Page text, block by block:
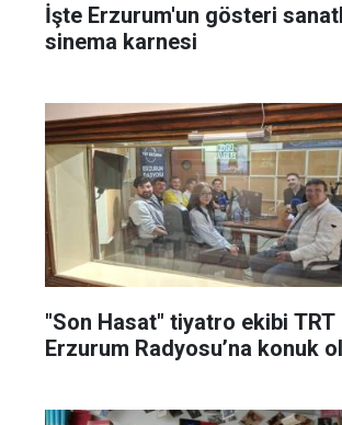
İşte Erzurum'un gösteri
sinema karnesi
"Son Hasat" tiyatro ekibi TRT
Erzurum Radyosu’na konuk